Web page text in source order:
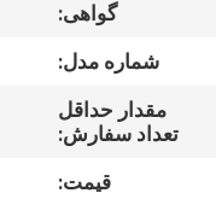
دربارهی
کارخانه
گواهی:
شماره مدل:
مقدار حداقل
تعداد سفارش:
قیمت: